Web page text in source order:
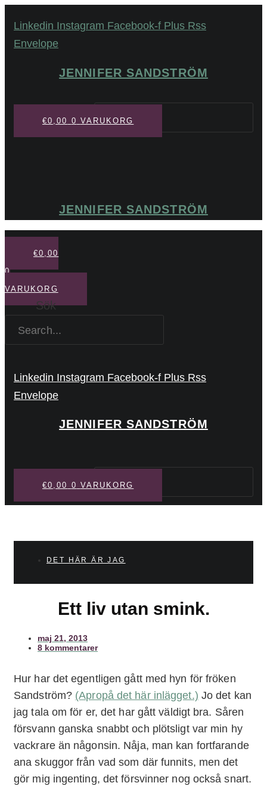
till
innehåll
Linkedin Instagram Facebook-f Plus Rss
Envelope
JENNIFER SANDSTRÖM
Sök
€0,00 0 VARUKORG
JENNIFER SANDSTRÖM
€0,00
0
VARUKORG
Sök
Linkedin Instagram Facebook-f Plus Rss
Envelope
JENNIFER SANDSTRÖM
Sök
€0,00 0 VARUKORG
DET HÄR ÄR JAG
Ett liv utan smink.
maj 21, 2013
8 kommentarer
Hur har det egentligen gått med hyn för fröken
Sandström? (Apropå det här inlägget.) Jo det kan
jag tala om för er, det har gått väldigt bra. Såren
försvann ganska snabbt och plötsligt var min hy
vackrare än någonsin. Nåja, man kan fortfarande
ana skuggor från vad som där funnits, men det
gör mig ingenting, det försvinner nog också snart.